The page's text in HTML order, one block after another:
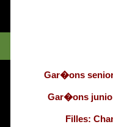
Gar�ons
Gar�ons
Filles: